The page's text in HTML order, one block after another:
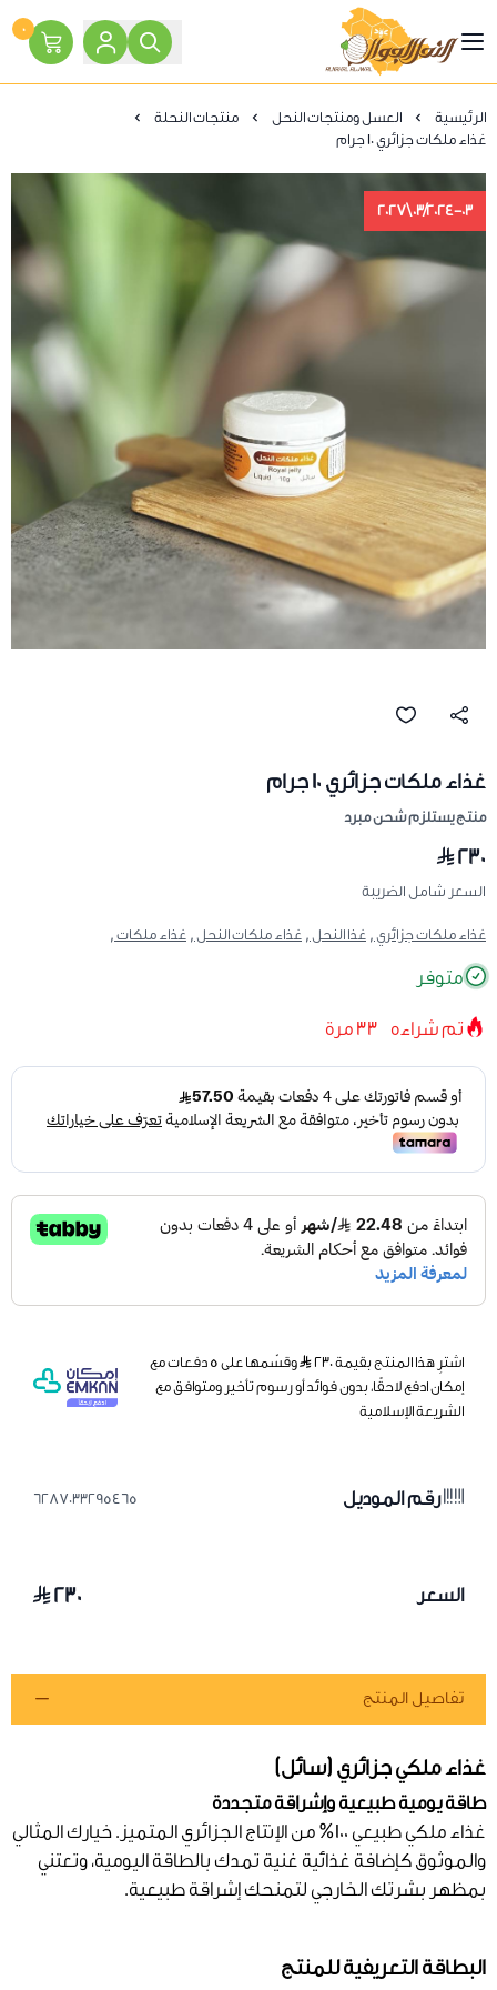
النحل الجوال
٠
الرئيسية العسل ومنتجات النحل
منتجات النحلة
غذاء ملكات جزائري 10 جرام
03/2024-03\2027
غذاء ملكات جزائري 10 جرام
منتج يستلزم شحن مبرد
٢٣٠
السعر شامل الضريبة
غذاء ملكات جزائري , غذا النحل , غذاء ملكات النحل , غذاء ملكات ,
متوفر
تم شراءه 33 مرة
اشترِ هذا المنتج بقيمة ٢٣٠
وقسّمها على 5 دفعات مع
إمكان ادفع لاحقًا، بدون فوائد أو رسوم تأخير ومتوافق مع
الشريعة الإسلامية
رقم الموديل 6287033295465
السعر ٢٣٠
تفاصيل المنتج
غذاء ملكي جزائري (سائل)
طاقة يومية طبيعية وإشراقة متجددة
غذاء ملكي طبيعي 100% من الإنتاج الجزائري المتميز. خيارك المثالي
والموثوق كإضافة غذائية غنية تمدك بالطاقة اليومية، وتعتني
بمظهر بشرتك الخارجي لتمنحك إشراقة طبيعية.
البطاقة التعريفية للمنتج